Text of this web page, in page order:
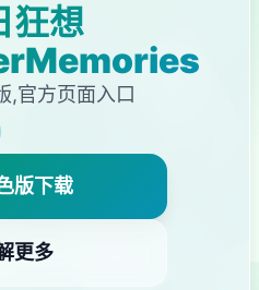
狂想
,官方页面入口
版下载
更多